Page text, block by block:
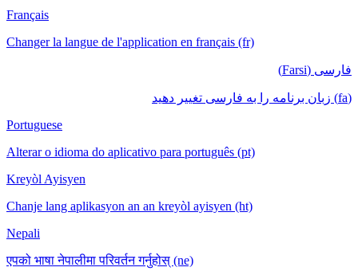
Français
Changer la langue de l'application en français (fr)
فارسی (Farsi)
(fa) زبان برنامه را به فارسی تغییر دهید
Portuguese
Alterar o idioma do aplicativo para português (pt)
Kreyòl Ayisyen
Chanje lang aplikasyon an an kreyòl ayisyen (ht)
Nepali
एपको भाषा नेपालीमा परिवर्तन गर्नुहोस् (ne)